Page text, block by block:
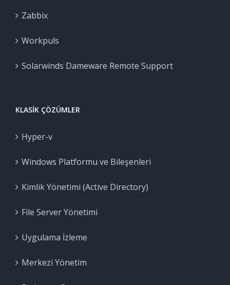
Zabbix
Workpuls
Solarwinds Dameware Remote Support
KLASIK ÇÖZÜMLER
Hyper-v
Windows Platformu ve Bileşenleri
Kimlik Yönetimi (Active Directory)
File Server Yönetimi
Uygulama İzleme
Merkezi Yönetim